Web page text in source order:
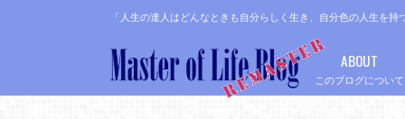
「人生の達人はどんなときも自分らしく生き、自分色の人生を持
このブログについて
ABOUT